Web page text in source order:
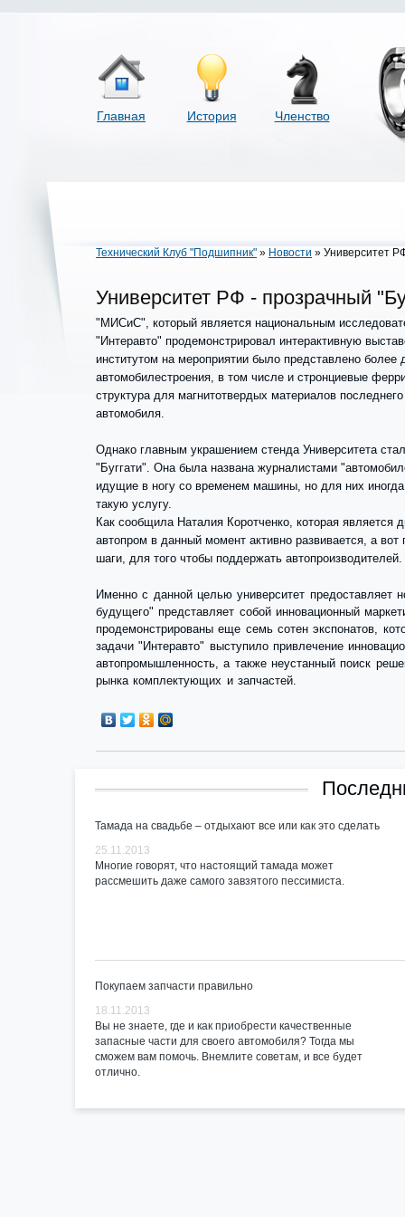
Главная История Членство
Технический Клуб "Подшипник" » Новости » Университет
Университет РФ - прозрачный
"МИСиС", который является национальным
"Интеравто" продемонстрировал интерактивную
институтом на мероприятии было представлено
автомобилестроения, в том числе и стронциевые
структура для магнитотвердых материалов
автомобиля.
Однако главным украшением стенда Университета
"Буггати". Она была названа журналистами
идущие в ногу со временем машины, но для них
такую услугу.
Как сообщила Наталия Коротченко, которая является
автопром в данный момент активно развивается, а
шаги, для того чтобы поддержать автопроизводителей.
Именно с данной целью университет предоставляет
будущего" представляет собой инновационный
продемонстрированы еще семь сотен экспонатов,
задачи "Интеравто" выступило привлечение
автопромышленность, а также неустанный поиск
рынка комплектующих и запчастей.
Тамада на свадьбе – отдыхают все или как это сделать
25.11.2013
Многие говорят, что настоящий тамада может
рассмешить даже самого завзятого пессимиста.
Покупаем запчасти правильно
18.11.2013
Вы не знаете, где и как приобрести качественные
запасные части для своего автомобиля? Тогда мы
сможем вам помочь. Внемлите советам, и все будет
отлично.